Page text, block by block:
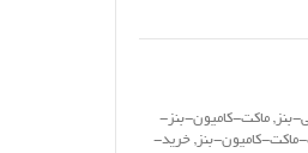
بنز,ماکت-کامیون-بنز-
ماکت-کامیون-بنز,خرید-